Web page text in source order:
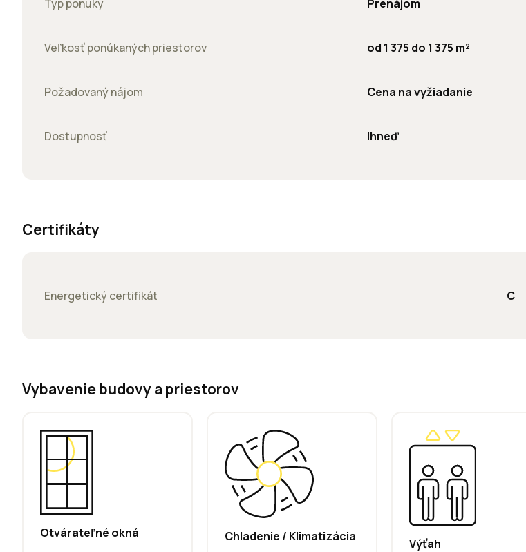
Typ ponuky Prenájom
Veľkosť ponúkaných priestorov od 1 375 do 1 375 m²
Požadovaný nájom Cena na vyžiadanie
Dostupnosť Ihneď
Certifikáty
Energetický certifikát C
Vybavenie budovy a priestorov
Otvárateľné okná Chladenie / Klimatizácia Výťah